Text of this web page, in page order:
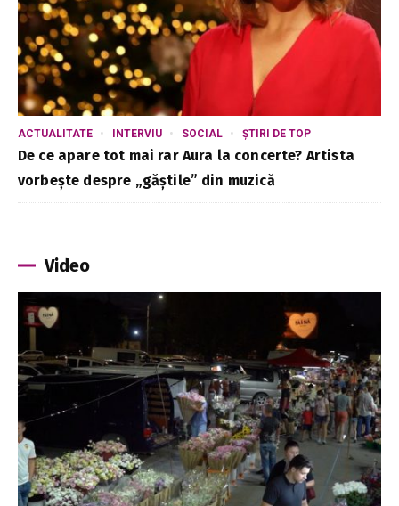
ACTUALITATE INTERVIU SOCIAL ȘTIRI DE TOP
De ce apare tot mai rar Aura la concerte? Artista
vorbește despre „găștile” din muzică
Video